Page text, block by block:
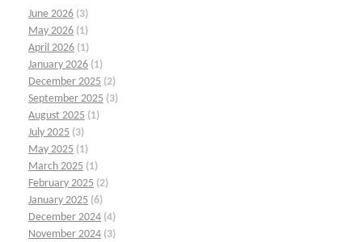
June 2026 (3)
May 2026 (1)
April 2026 (1)
January 2026 (1)
December 2025 (2)
September 2025 (3)
August 2025 (1)
July 2025 (3)
May 2025 (1)
March 2025 (1)
February 2025 (2)
January 2025 (6)
December 2024 (4)
November 2024 (3)